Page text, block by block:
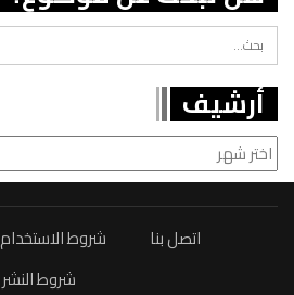
أرشيف
أرشيف
اتصل بنا شروط الاستخدام
شروط النشر